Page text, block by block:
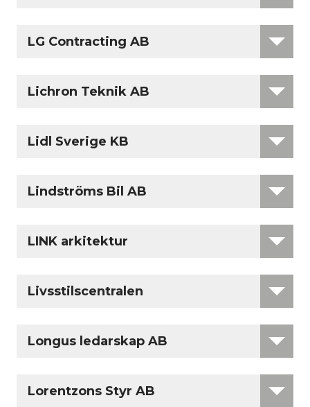
LG Contracting AB
Lichron Teknik AB
Lidl Sverige KB
Lindströms Bil AB
LINK arkitektur
Livsstilscentralen
Longus ledarskap AB
Lorentzons Styr AB